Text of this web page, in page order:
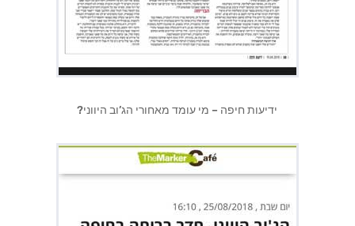
ידיעות חיפה – מי עומד מאחורי הג’וב היווני?